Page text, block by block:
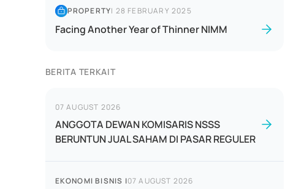
PROPERTY| 28 FEBRUARY 2025
Facing Another Year of Thinner NIMM
BERITA TERKAIT
07 AUGUST 2026
ANGGOTA DEWAN KOMISARIS NSSS
BERUNTUN JUAL SAHAM DI PASAR REGULER
EKONOMI BISNIS |07 AUGUST 2026